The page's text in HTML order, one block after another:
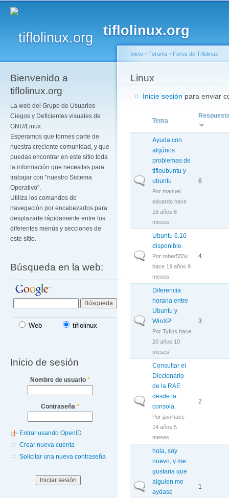
tiflolinux.org
Bienvenido a
tiflolinux.org
La web del Grupo de Usuarios
Ciegos y Deficientes visuales de
GNU/Linux.
Esperamos que formes parte de
nuestra creciente comunidad, y que
puedas encontrar en este sitio toda
la información que necesitas para
trabajar con "nuestro Sistema
Operativo".
Utiliza los comandos de
navegación por encabezados para
desplazarte rápidamente entre los
diferentes menús y secciones de
este sitio.
Búsqueda en la web:
Web tiflolinux
Inicio de sesión
Nombre de usuario *
Contraseña *
Entrar usando OpenID
Crear nueva cuenta
Solicitar una nueva contraseña
Se encuentra usted
Inicio › Forums › Foros de Tiflolinux
Linux
Inicie sesión para enviar
Tema
Discusión normal
Ayuda con
algúnos
problemas de
tifloubuntu y
ubuntu
Pormanuel
eduardo hace
16 años 6
meses
6
Discusión normal
Ubuntu 6.10
disponible.
Porrober555x
hace 19 años 9
meses
4
Discusión normal
Diferencia
horaria entre
Ubuntu y
WinXP
PorTyflos hace
20 años 10
meses
3
Discusión normal
Consultar el
Diccionario
de la RAE
desde la
consola.
Porjavi hace
14 años 5
meses
2
Discusión normal
hola, soy
nuevo, y me
gustaria que
alguien me
aydase
1